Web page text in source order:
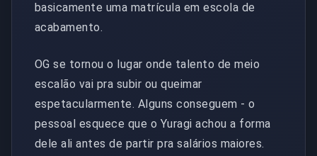
basicamente uma matrícula em escola de
acabamento.
OG se tornou o lugar onde talento de meio
escalão vai pra subir ou queimar
espetacularmente. Alguns conseguem - o
pessoal esquece que o Yuragi achou a forma
dele ali antes de partir pra salários maiores.